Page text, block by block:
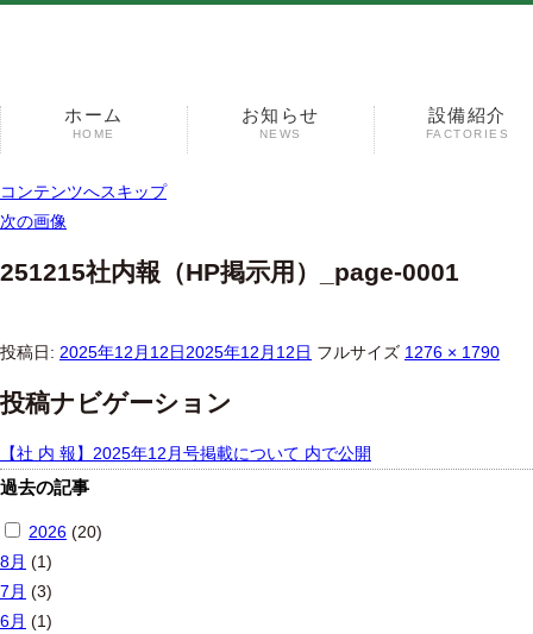
ホーム
HOME
お知らせ
NEWS
設備紹介
FACTORIES
コンテンツへスキップ
次の画像
251215社内報（HP掲示用）_page-0001
投稿日: 2025年12月12日2025年12月12日 フルサイズ 1276 × 1790
投稿ナビゲーション
【社 内 報】2025年12月号掲載について 内で公開
過去の記事
2026 (20)
8月 (1)
7月 (3)
6月 (1)